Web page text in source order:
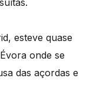
esteve quase
onde se
das açordas e